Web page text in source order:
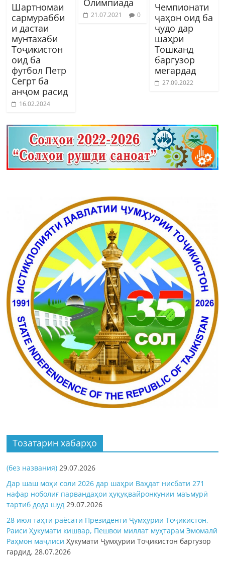
Шартномаи
сармурабби
и дастаи
мунтахаби
Тоҷикистон
оид ба
футбол Петр
Сегрт ба
анҷом расид
16.02.2024
21.07.2021 0
Чемпионати
ҷаҳон оид ба
ҷудо дар
шаҳри
Тошканд
баргузор
мегардад
27.09.2022
Тозатарин хабарҳо
(без названия) 29.07.2026
Дар шаш моҳи соли 2026 дар шаҳри Ваҳдат нисбати 271
нафар ноболиғ парвандаҳои ҳуқуқвайронкунии маъмурӣ
тартиб дода шуд 29.07.2026
28 июл таҳти раёсати Президенти Ҷумҳурии Тоҷикистон,
Раиси Ҳукумати кишвар, Пешвои миллат муҳтарам Эмомалӣ
Раҳмон маҷлисиҲукумати Ҷумҳурии Тоҷикистон баргузор
гардид.28.07.2026